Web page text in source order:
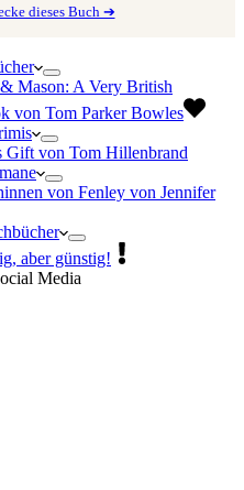
dieses Buch ➔
Mason: A Very British
von Tom Parker Bowles
Gift von Tom Hillenbrand
von Fenley von Jennifer
aber günstig!
Media